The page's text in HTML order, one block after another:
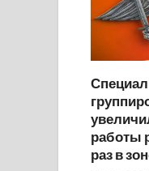
работы
раз в